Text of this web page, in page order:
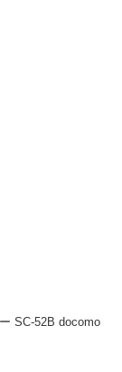
SC-52B docomo